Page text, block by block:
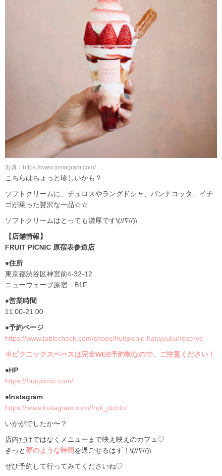
出典：https://www.instagram.com/
こちらはちょっと珍しいかも？
ソフトクリームに、チュロスやラングドシャ、パンナコッタ、イチ
ゴが乗った贅沢な一品☆☆
ソフトクリームはとっても濃厚です\(//∇//)\
【店舗情報】
FRUIT PICNIC 原宿表参道店
●住所
東京都渋谷区神宮前4-32-12
ニューウェーブ原宿 B1F
●営業時間
11:00-21:00
●予約ページ
https://www.tablecheck.com/shops/fruitpicnic-harajyuku/reserve
※ピクニックスペースは完全WEB予約制なので、ご注意ください！
●HP
https://fruitpicnic.com/
●Instagram
https://www.instagram.com/fruit_picnic/
いかがでしたか〜？
店内だけではなくメニューまで映え映えのカフェ♡
きっと夢のような時間を過ごせるはず！\(//∇//)\
ぜひ予約して行ってみてくださいね♡